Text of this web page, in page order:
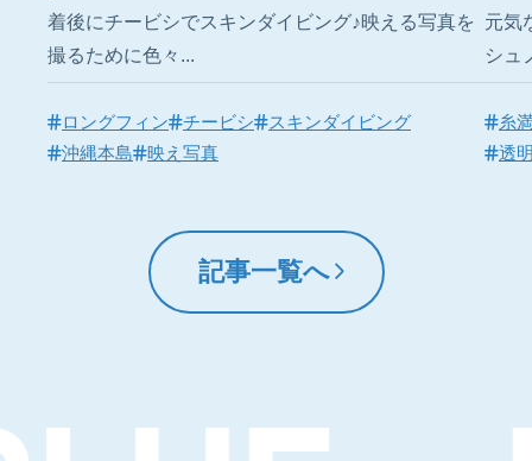
着後にチービシでスキンダイビング♪映える写真を
撮るために色々...
スキンダイビング
チービシ
ロングフィン
映え写真
沖縄本島
元気
シュ
糸
透
記事一覧へ